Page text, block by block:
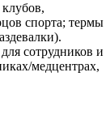
спорта; термы
сотрудников и
медцентрах,